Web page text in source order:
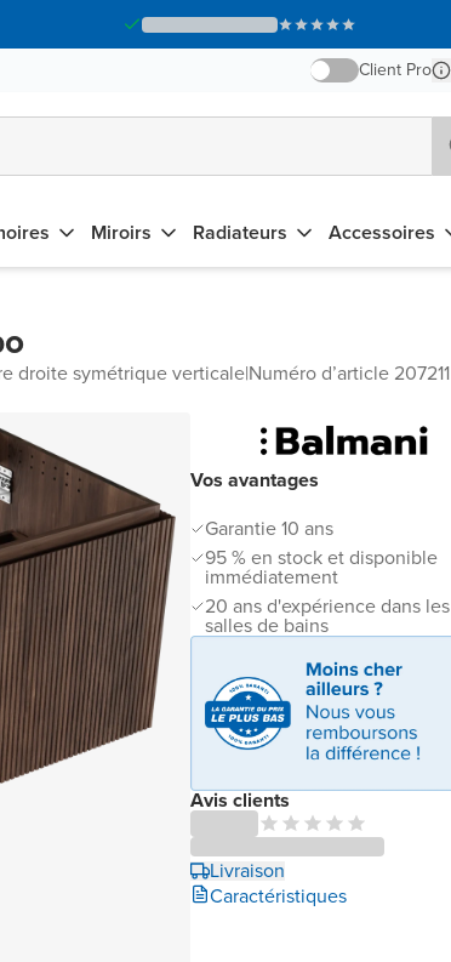
Client Pro
Miroirs Radiateurs Accessoires
droite symétrique verticale|Numéro d’article 207211
Vos avantages
Garantie 10 ans
95 % en stock et disponible
immédiatement
20 ans d'expérience dans les
salles de bains
Avis clients
Livraison
Caractéristiques